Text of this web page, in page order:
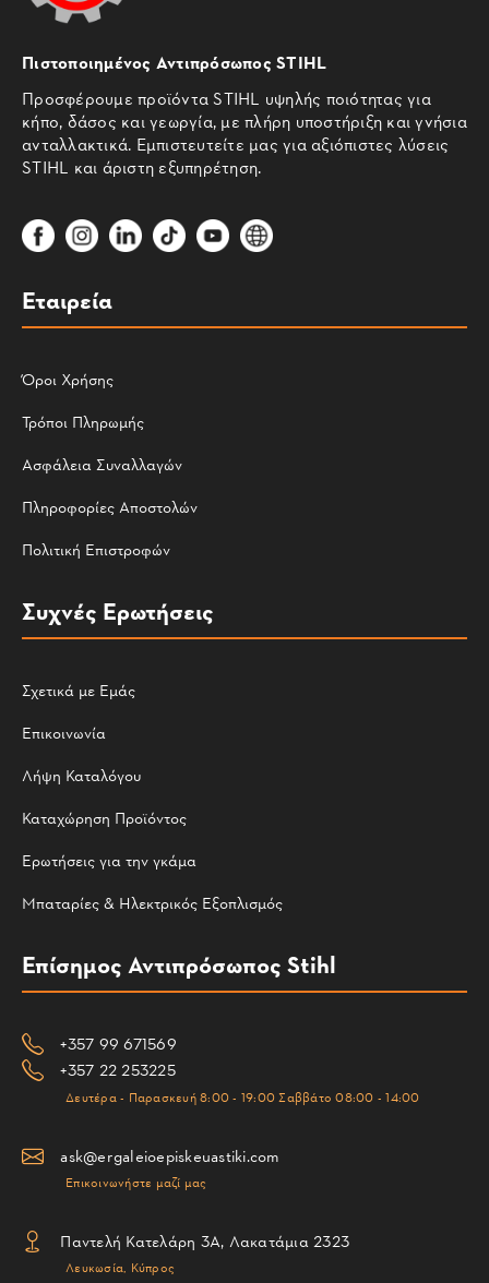
Πιστοποιημένος Αντιπρόσωπος STIHL
Προσφέρουμε προϊόντα STIHL υψηλής ποιότητας για
κήπο, δάσος και γεωργία, με πλήρη υποστήριξη και γνήσια
ανταλλακτικά. Εμπιστευτείτε μας για αξιόπιστες λύσεις
STIHL και άριστη εξυπηρέτηση.
Εταιρεία
Όροι Χρήσης
Τρόποι Πληρωμής
Ασφάλεια Συναλλαγών
Πληροφορίες Αποστολών
Πολιτική Επιστροφών
Συχνές Ερωτήσεις
Σχετικά με Εμάς
Επικοινωνία
Λήψη Καταλόγου
Καταχώρηση Προϊόντος
Ερωτήσεις για την γκάμα
Μπαταρίες & Ηλεκτρικός Εξοπλισμός
Επίσημος Αντιπρόσωπος Stihl
+357 99 671569
+357 22 253225
Δευτέρα - Παρασκευή 8:00 - 19:00 Σαββάτο 08:00 - 14:00
ask@ergaleioepiskeuastiki.com
Επικοινωνήστε μαζί μας
Παντελή Κατελάρη 3Α, Λακατάμια 2323
Λευκωσία, Κύπρος